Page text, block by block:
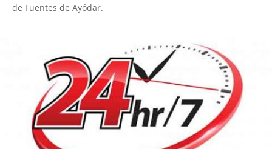
de Fuentes de Ayódar.